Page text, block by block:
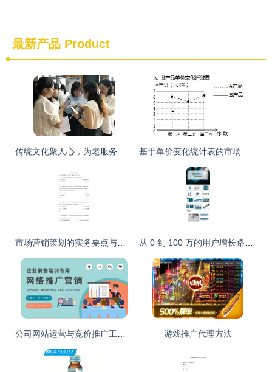
最新产品 Product
游戏推广代理方法